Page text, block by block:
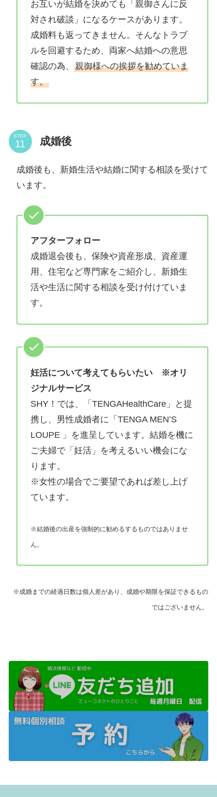
お互いが結婚を決めても「親御さんに反
対され破談」になるケースがあります。
成婚料も返ってきません。そんなトラブ
ルを回避するため、両家へ結婚への意思
確認の為、 親御様への挨拶を勧めていま
す。
STEP 成婚後
成婚後も、新婚生活や結婚に関する相談を受けて
います。
アフターフォロー
成婚退会後も、保険や資産形成、資産運
用、住宅など専門家をご紹介し、新婚生
活や生活に関する相談を受け付けていま
す。
妊活について考えてもらいたい
※オリ
ジナルサービス
SHY！では、「TENGAHealthCare」と提
携し、男性成婚者に「TENGA MEN’S
LOUPE 」を進呈しています。結婚を機に
ご夫婦で「妊活」を考えるいい機会にな
ります。
※女性の場合でご要望であれば差し上げ
ています。
※結婚後の出産を強制的に勧めるするものではありませ
ん。
※成婚までの経過日数は個人差があり、成婚や期限を保証できるもの
ではございません。